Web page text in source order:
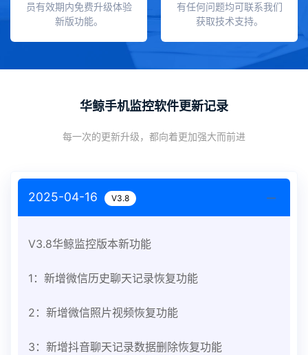
员有效期内免费升级体验
新版功能。
有任何问题均可联系我们
获取技术支持。
华鲸手机监控软件更新记录
每一次的更新升级，都向着更加强大而前进
2025-04-16 V3.8
V3.8华鲸监控版本新功能
1：新增微信历史聊天记录恢复功能
2：新增微信照片视频恢复功能
3：新增抖音聊天记录数据删除恢复功能